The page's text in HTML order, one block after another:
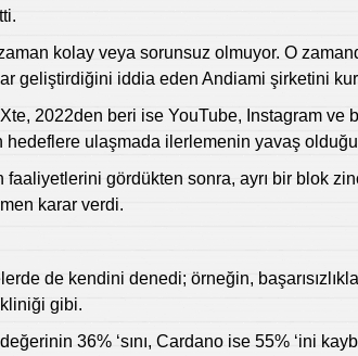
kolay veya sorunsuz olmuyor. O
geliştirdiğini iddia eden Andiami şirketini
2022den beri ise YouTube, Instagram ve
hedeflere ulaşmada ilerlemenin yavaş
gördükten sonra, ayrı bir blok
karar verdi.
de kendini denedi; örneğin,
gibi.
36% ‘sını, Cardano ise 55% ‘ini